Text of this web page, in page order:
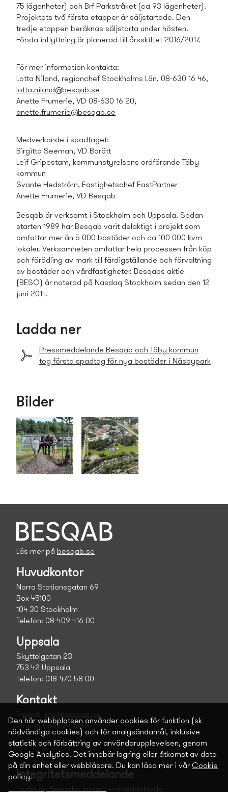
75 lägenheter) och Brf Parkstråket (ca 93 lägenheter).
Projektets två första etapper är säljstartade. Den
tredje etappen beräknas säljstarta under hösten.
Första inflyttning är planerad till årsskiftet 2016/2017.
För mer information kontakta:
Lotta Niland, regionchef Stockholms Län, 08-630 16 46,
lotta.niland@besqab.se
Anette Frumerie, VD 08-630 16 20,
anette.frumerie@besqab.se
Medverkande i spadtaget:
Birgitta Seeman, VD Borätt
Leif Gripestam, kommunstyrelsens ordförande Täby
kommun
Svante Hedström, Fastighets­chef FastPartner
Anette Frumerie, VD Besqab
Besqab är verksamt i Stockholm och Uppsala. Sedan
starten 1989 har Besqab varit delaktigt i projekt som
omfattar mer än 5 000 bostäder och ca 100 000 kvm
lokaler. Verksamheten omfattar hela processen från köp
och förädling av mark till färdigställande och förvaltning
av bostäder och vårdfastigheter. Besqabs aktie
(BESQ) är noterad på Nasdaq Stockholm sedan den 12
juni 2014.
Ladda ner
Press­meddelande Besqab och Täby kommun
tog första spadtag för nya bostäder i Näsbypark
Bilder
Läs mer på besqab.se
Huvudkontor
Norra Stationsgatan 69
Box 45100
104 30 Stockholm
Telefon: 08-409 416 00
Uppsala
Skyttelgatan 23
753 42 Uppsala
Telefon: 018-470 58 00
Kontakt
E-post:
info@besqab.se
Org.nr: 556699-1088
Integritetsmeddelande
Ta del av Besqabs integritetsmeddelande
Den här webbplatsen använder cookies för funktion (sk
nödvändiga cookies) och för analysändamål, inklusive
statistik och förbättring av användarupplevelsen, genom
Google Analytics. Det innebär lagring eller åtkomst av data
på din enhet eller webbläsare. Du kan läsa mer i vår Cookie
policy.